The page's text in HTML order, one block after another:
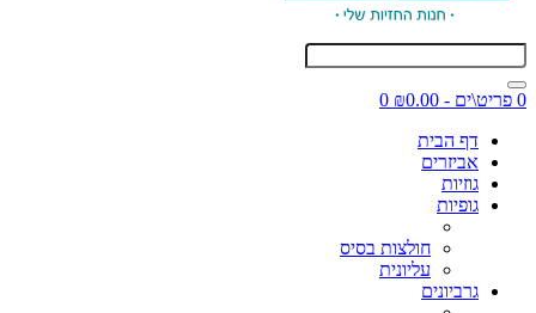
0 פריט\ים - ₪0.00
0
דף הבית
אביזרים
גוזיות
גופיות
חולצות בסיס
עליונית
גרביונים